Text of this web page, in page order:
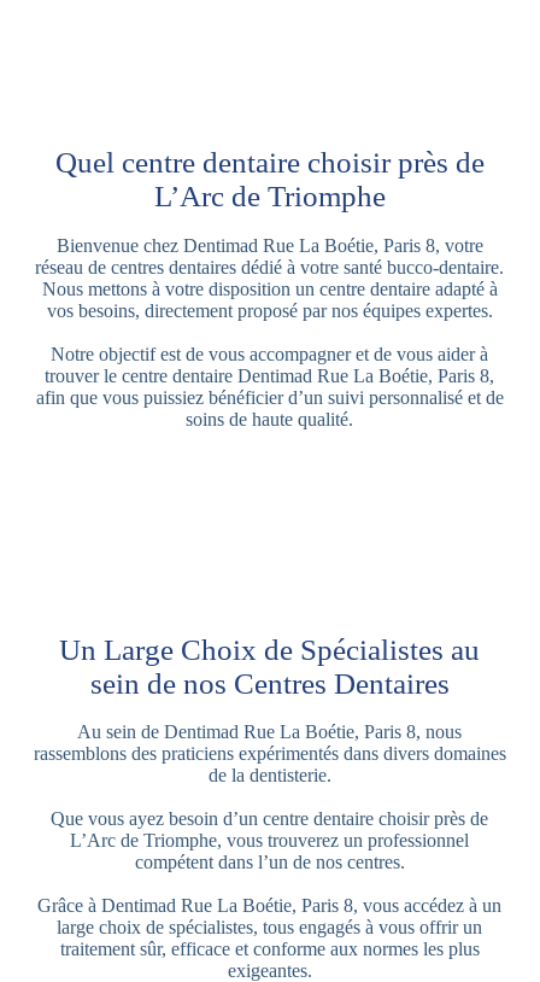
Quel centre dentaire choisir près de
L’Arc de Triomphe
Bienvenue chez Dentimad Rue La Boétie, Paris 8, votre
réseau de centres dentaires dédié à votre santé bucco-dentaire.
Nous mettons à votre disposition un centre dentaire adapté à
vos besoins, directement proposé par nos équipes expertes.
Notre objectif est de vous accompagner et de vous aider à
trouver le centre dentaire Dentimad Rue La Boétie, Paris 8,
afin que vous puissiez bénéficier d’un suivi personnalisé et de
soins de haute qualité.
Un Large Choix de Spécialistes au
sein de nos Centres Dentaires
Au sein de Dentimad Rue La Boétie, Paris 8, nous
rassemblons des praticiens expérimentés dans divers domaines
de la dentisterie.
Que vous ayez besoin d’un centre dentaire choisir près de
L’Arc de Triomphe, vous trouverez un professionnel
compétent dans l’un de nos centres.
Grâce à Dentimad Rue La Boétie, Paris 8, vous accédez à un
large choix de spécialistes, tous engagés à vous offrir un
traitement sûr, efficace et conforme aux normes les plus
exigeantes.